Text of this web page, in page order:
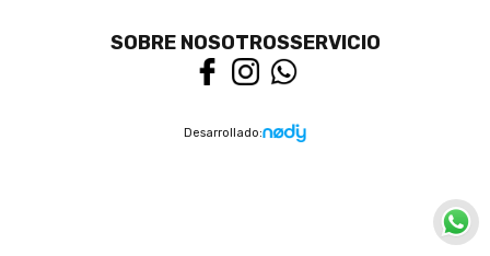
SOBRE NOSOTROSSERVICIO
Desarrollado: